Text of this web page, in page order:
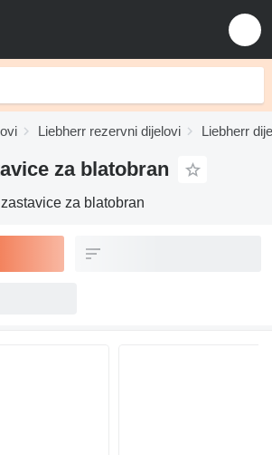
Liebherr rezervni dijelovi Liebherr
za blatobran
za blatobran